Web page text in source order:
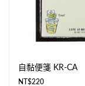
自黏便箋 KR-CA
NT$220